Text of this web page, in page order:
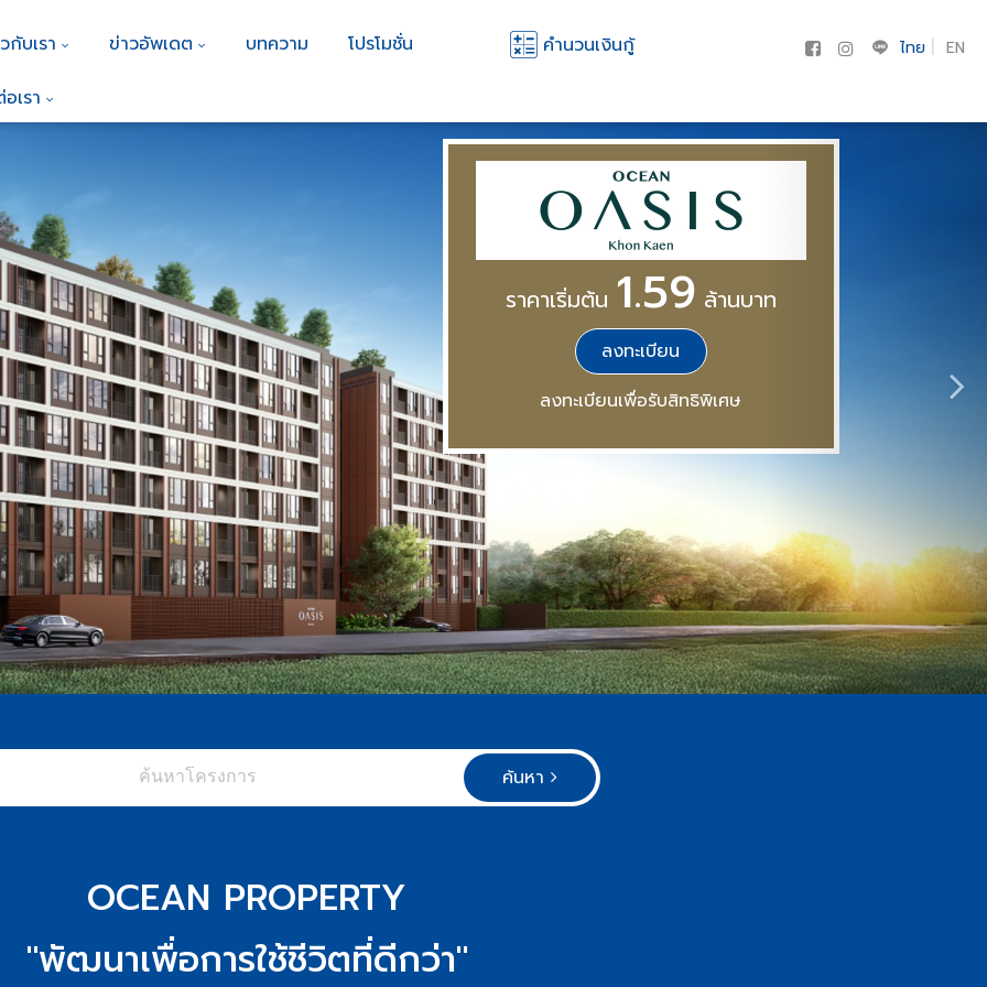
กับเรา ข่าวอัพเดต บทความ โปรโมชั่น
เรา
คำนวนเงินกู้ ไทย EN
ราคาเริ่มต้น 1.59 ล้านบาท
ลงทะเบียน
ลงทะเบียนเพื่อรับสิทธิพิเศษ
ค้นหา
OCEAN PROPERTY
"พัฒนาเพื่อการใช้ชีวิตที่ดีกว่า"